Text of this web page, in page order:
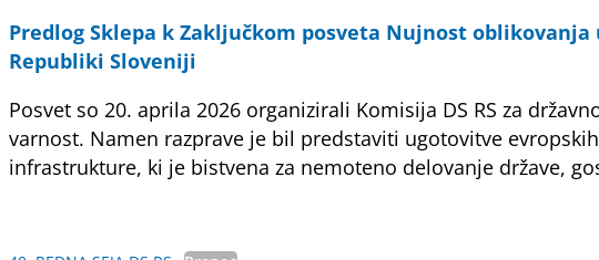
Predlog Sklepa k Zaključkom posveta Nujnost
Republiki Sloveniji
Posvet so 20. aprila 2026 organizirali Komisija DS RS za
varnost. Namen razprave je bil predstaviti ugotovitve
infrastrukture, ki je bistvena za nemoteno delovanje države,